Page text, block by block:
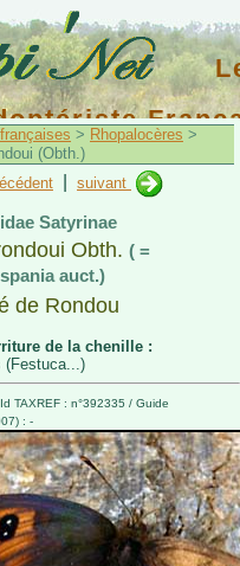
> Rhopalocères >
(Obth.)
suivant
Satyrinae
Obth. ( =
auct.)
de Rondou
de la chenille :
(Festuca...)
TAXREF : n°392335 / Guide
: -